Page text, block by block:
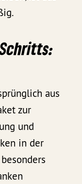
aus
zur
und
in der